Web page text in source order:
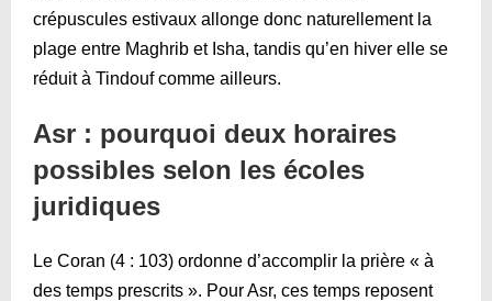
crépuscules estivaux allonge donc naturellement la
plage entre Maghrib et Isha, tandis qu’en hiver elle se
réduit à Tindouf comme ailleurs.
Asr : pourquoi deux horaires
possibles selon les écoles
juridiques
Le Coran (4 : 103) ordonne d’accomplir la prière « à
des temps prescrits ». Pour Asr, ces temps reposent